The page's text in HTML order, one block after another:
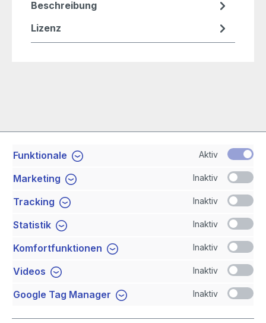
Beschreibung
Lizenz
Service-Hotline
Shop Service
Newsletter
Funktionale Aktiv
Marketing Inaktiv
Tracking Inaktiv
Statistik Inaktiv
Komfortfunktionen Inaktiv
Videos Inaktiv
Google Tag Manager Inaktiv